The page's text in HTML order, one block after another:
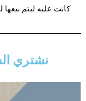
كانت عليه ليتم
نشتري